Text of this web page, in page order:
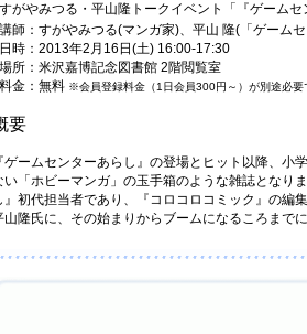
すがやみつる・平山隆トークイベント「『ゲーム
講師：すがやみつる(マンガ家)、平山 隆(「ゲーム
日時：2013年2月16日(土) 16:00-17:30
場所：米沢嘉博記念図書館 2階閲覧室
料金：無料 ※会員登録料金（1日会員300円～）が別途必要
要
『ゲームセンターあらし』の登場とヒット以降、
い「ホビーマンガ」の玉手箱のような雑誌となり
』初代担当者であり、『コロコロコミック』の編
山隆氏に、その始まりからブームになるころまで